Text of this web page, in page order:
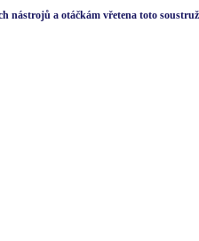
a otáčkám vřetena toto